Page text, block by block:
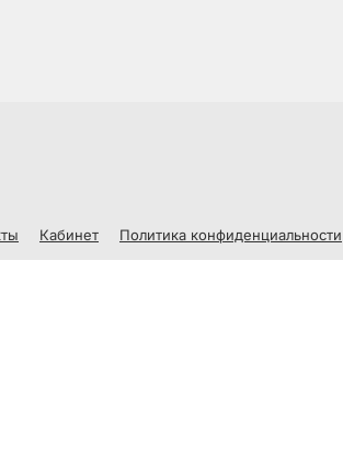
Кабинет Политика конфиденциальности